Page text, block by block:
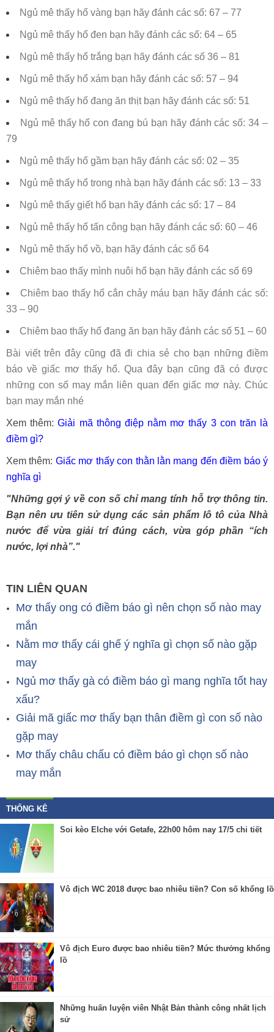
Ngủ mê thấy hổ vàng bạn hãy đánh các số: 67 – 77
Ngủ mê thấy hổ đen bạn hãy đánh các số: 64 – 65
Ngủ mê thấy hổ trắng bạn hãy đánh các số 36 – 81
Ngủ mê thấy hổ xám bạn hãy đánh các số: 57 – 94
Ngủ mê thấy hổ đang ăn thịt bạn hãy đánh các số: 51
Ngủ mê thấy hổ con đang bú bạn hãy đánh các số: 34 –
79
Ngủ mê thấy hổ gầm bạn hãy đánh các số: 02 – 35
Ngủ mê thấy hổ trong nhà bạn hãy đánh các số: 13 – 33
Ngủ mê thấy giết hổ bạn hãy đánh các số: 17 – 84
Ngủ mê thấy hổ tấn công bạn hãy đánh các số: 60 – 46
Ngủ mê thấy hổ vồ, bạn hãy đánh các số 64
Chiêm bao thấy mình nuôi hổ bạn hãy đánh các số 69
Chiêm bao thấy hổ cắn chảy máu bạn hãy đánh các số:
33 – 90
Chiêm bao thấy hổ đang ăn bạn hãy đánh các số 51 – 60
Bài viết trên đây cũng đã đi chia sẻ cho bạn những điềm
báo về giấc mơ thấy hổ. Qua đây bạn cũng đã có được
những con số may mắn liên quan đến giấc mơ này. Chúc
bạn may mắn nhé
Xem thêm:Giải mã thông điệp nằm mơ thấy 3 con trăn là
điềm gì?
Xem thêm: Giấc mơ thấy con thằn lằn mang đến điềm báo ý
nghĩa gì
"Những gợi ý về con số chỉ mang tính hỗ trợ thông tin.
Bạn nên ưu tiên sử dụng các sản phẩm lô tô của Nhà
nước để vừa giải trí đúng cách, vừa góp phần “ích
nước, lợi nhà”."
TIN LIÊN QUAN
Mơ thấy ong có điềm báo gì nên chọn số nào may
mắn
Nằm mơ thấy cái ghế ý nghĩa gì chọn số nào gặp
may
Ngủ mơ thấy gà có điềm báo gì mang nghĩa tốt hay
xấu?
Giải mã giấc mơ thấy bạn thân điềm gì con số nào
gặp may
Mơ thấy châu chấu có điềm báo gì chọn số nào
may mắn
THỐNG KÊ
Soi kèo Elche với Getafe, 22h00 hôm nay 17/5 chi tiết
Vô địch WC 2018 được bao nhiêu tiền? Con số khổng lồ
Vô địch Euro được bao nhiêu tiền? Mức thưởng khổng
lồ
Những huấn luyện viên Nhật Bản thành công nhất lịch
sử